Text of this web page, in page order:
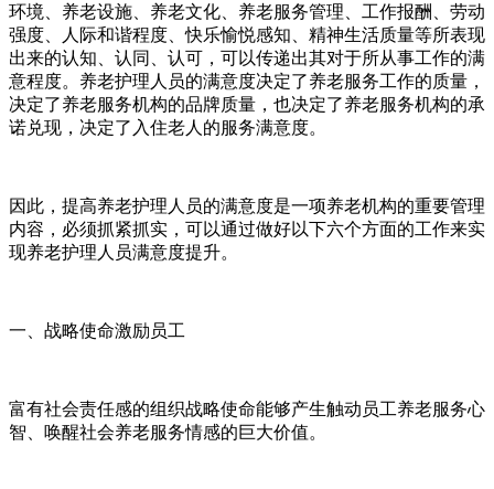
环境、养老设施、养老文化、养老服务管理、工作报酬、劳动
强度、人际和谐程度、快乐愉悦感知、精神生活质量等所表现
出来的认知、认同、认可，可以传递出其对于所从事工作的满
意程度。养老护理人员的满意度决定了养老服务工作的质量，
决定了养老服务机构的品牌质量，也决定了养老服务机构的承
诺兑现，决定了入住老人的服务满意度。
因此，提高养老护理人员的满意度是一项养老机构的重要管理
内容，必须抓紧抓实，可以通过做好以下六个方面的工作来实
现养老护理人员满意度提升。
一、战略使命激励员工
富有社会责任感的组织战略使命能够产生触动员工养老服务心
智、唤醒社会养老服务情感的巨大价值。